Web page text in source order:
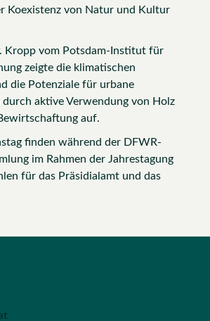
Koexistenz von Natur und Kultur
Kropp vom Potsdam-Institut für
zeigte die klimatischen
die Potenziale für urbane
aktive Verwendung von Holz
auf.
finden während der DFWR-
im Rahmen der Jahrestagung
für das Präsidialamt und das